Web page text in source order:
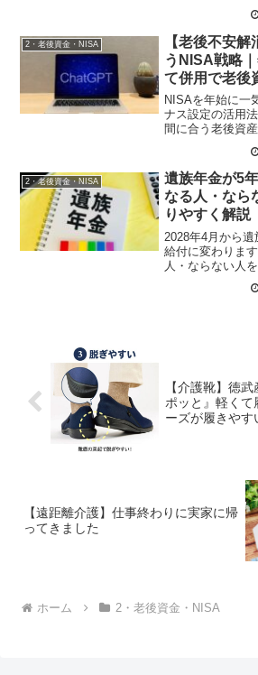
2・老後資金・NISA
【老後不安
うNISA戦略
て併用で老後
方法
NISAを年始に一
ナス設定の活用
間に合う老後資
りやすく紹介し
2・老後資金・NISA
遺族年金が5
なる人・なら
りやすく解説
2028年4月から
給付に変わりま
人・ならない人
コモがご紹介し
【介護靴】徳
ポッと』軽くて
ーズが履きやす
【遠距離介護】仕事終わりに実家に帰
ってきました
ホーム 2・老後資金・NISA